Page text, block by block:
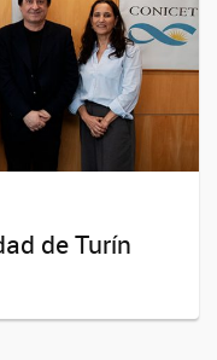
de Turín